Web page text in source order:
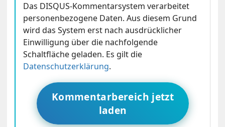
Das DISQUS-Kommentarsystem verarbeitet
personenbezogene Daten. Aus diesem Grund
wird das System erst nach ausdrücklicher
Einwilligung über die nachfolgende
Schaltfläche geladen. Es gilt die
Datenschutzerklärung.
Kommentarbereich jetzt
laden